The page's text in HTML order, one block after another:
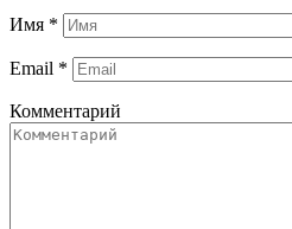
Имя *
Email *
Комментарий